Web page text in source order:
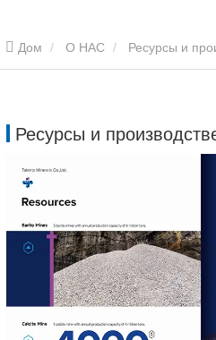
Дом О НАС Ресурсы и
Ресурсы и